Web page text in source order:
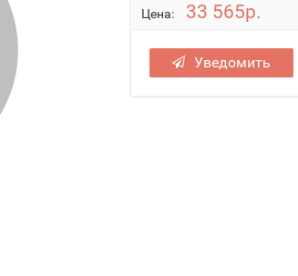
Цена: 33 565р.
Уведомить